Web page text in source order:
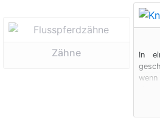
Vorherige
Zähne
In
den